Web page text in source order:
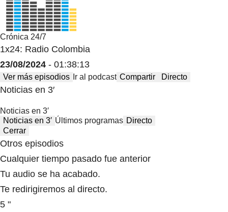
Crónica 24/7
1x24: Radio Colombia
23/08/2024 - 01:38:13
Ver más episodios Ir al podcast Compartir Directo
Noticias en 3′
Noticias en 3′
Noticias en 3′ Últimos programas Directo
Cerrar
Otros episodios
Cualquier tiempo pasado fue anterior
Tu audio se ha acabado.
Te redirigiremos al directo.
5 "